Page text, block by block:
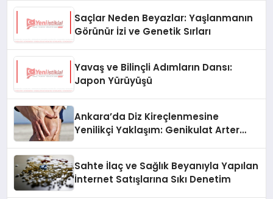
Saçlar Neden Beyazlar: Yaşlanmanın
Görünür İzi ve Genetik Sırları
Yavaş ve Bilinçli Adımların Dansı:
Japon Yürüyüşü
Ankara’da Diz Kireçlenmesine
Yenilikçi Yaklaşım: Genikulat Arter
Sahte İlaç ve Sağlık Beyanıyla Yapılan
İnternet Satışlarına Sıkı Denetim